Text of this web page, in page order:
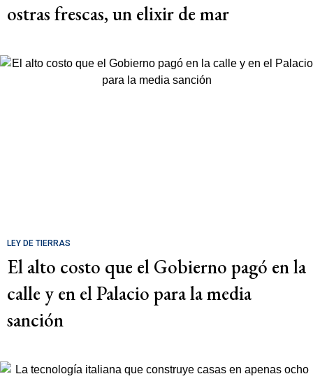
ostras frescas, un elixir de mar
LEY DE TIERRAS
El alto costo que el Gobierno pagó en la
calle y en el Palacio para la media
sanción